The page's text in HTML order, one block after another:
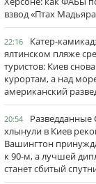
взвод «Птах
22:16
Катер-
ялтинском пляже
туристов: Киев
курортам, а над
американский
20:54
хлынули в Киев
Вашингтон
к 90-м, а лучшей
станет сбитый